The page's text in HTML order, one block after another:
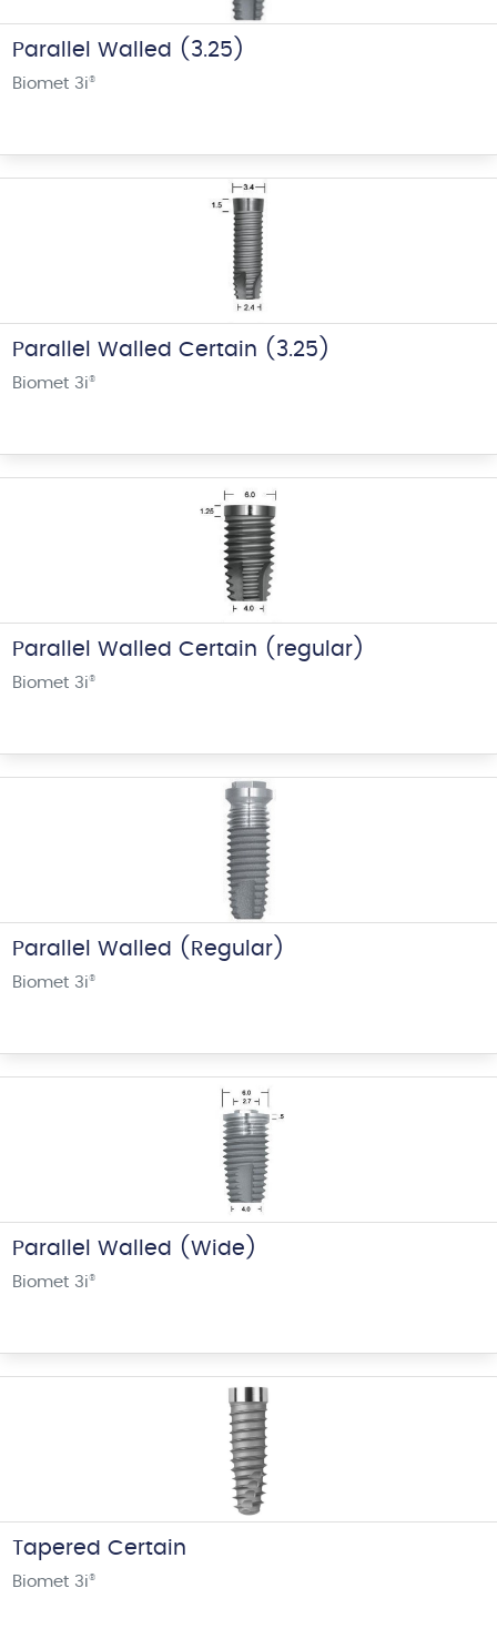
Parallel Walled (3.25)
Biomet 3i®
Parallel Walled Certain (3.25)
Biomet 3i®
Parallel Walled Certain (regular)
Biomet 3i®
Parallel Walled (Regular)
Biomet 3i®
Parallel Walled (Wide)
Biomet 3i®
Tapered Certain
Biomet 3i®